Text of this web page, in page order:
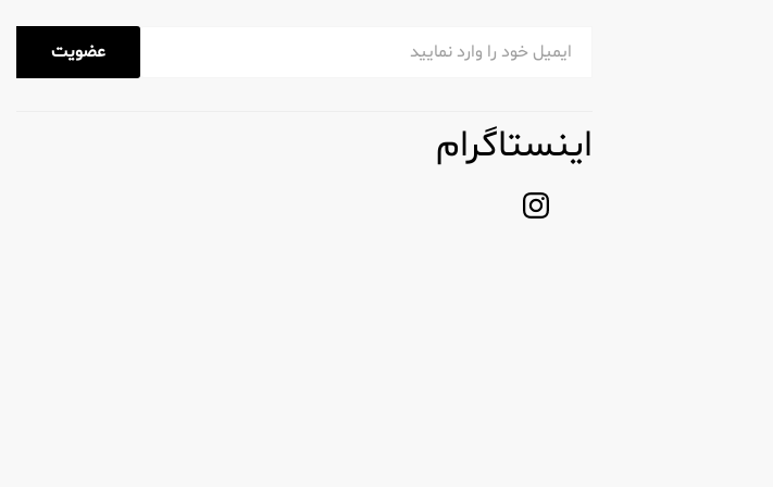
می‌دهند که در طول روز پرمشغله خود احساس اعتماد به نفس و تجدید حیات می‌کنید.
استفاده کرد و آن‌ها را به یک مکمل همه کاره برای زرادخانه مراقبت شخصی شما تبدیل
عضویت
اینستاگرام